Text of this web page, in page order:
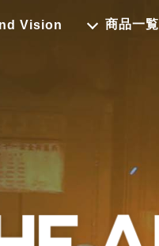
Vision 商品一覧